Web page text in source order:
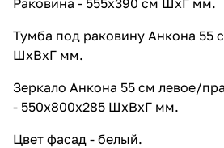
Тумба под раковину Анкона 55
ШхВхГ мм.
Зеркало Анкона 55 см левое/
- 550х800х285 ШхВхГ мм.
Цвет фасад - белый.